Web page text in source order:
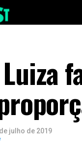
julho de 2019